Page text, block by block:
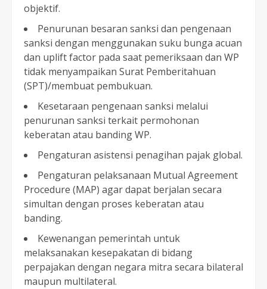
objektif.
Penurunan besaran sanksi dan pengenaan
sanksi dengan menggunakan suku bunga acuan
dan uplift factor pada saat pemeriksaan dan WP
tidak menyampaikan Surat Pemberitahuan
(SPT)/membuat pembukuan.
Kesetaraan pengenaan sanksi melalui
penurunan sanksi terkait permohonan
keberatan atau banding WP.
Pengaturan asistensi penagihan pajak global.
Pengaturan pelaksanaan Mutual Agreement
Procedure (MAP) agar dapat berjalan secara
simultan dengan proses keberatan atau
banding.
Kewenangan pemerintah untuk
melaksanakan kesepakatan di bidang
perpajakan dengan negara mitra secara bilateral
maupun multilateral.